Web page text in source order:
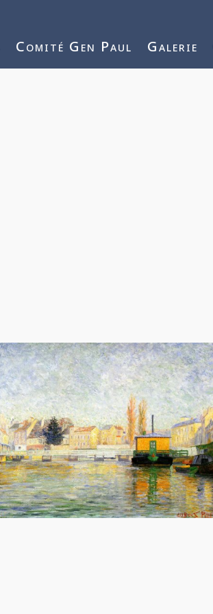
Comité Gen Paul Galerie